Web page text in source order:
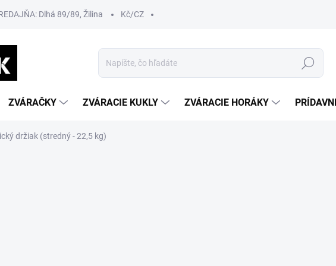
Dlhá 89/89, Žilina Kč/CZ
Hľadať
ZVÁRAČKY ZVÁRACIE KUKLY ZVÁRACIE HORÁKY
držiak (stredný - 22,5 kg)